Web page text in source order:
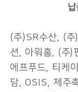
납
(주)SR수산, (주
션, 아워홈, (주)
에프푸드, 티케
담, OSIS, 제주